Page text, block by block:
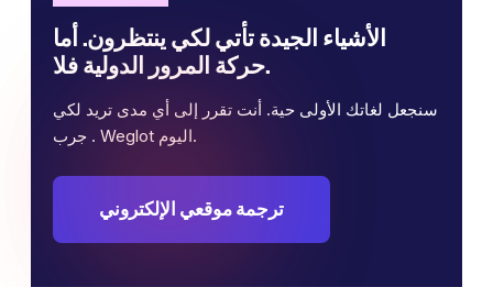
الأشياء الجيدة تأتي لكي ينتظرون. أما
حركة المرور الدولية فلا.
سنجعل لغاتك الأولى حية. أنت تقرر إلى أي مدى تريد لكي
. جرب Weglot اليوم.
ترجمة موقعي الإلكتروني